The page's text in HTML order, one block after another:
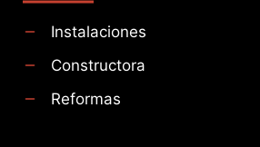
Instalaciones
Constructora
Reformas